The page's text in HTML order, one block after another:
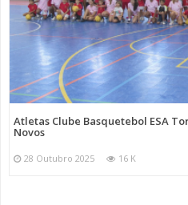
Atletas Clube Basquetebol ESA
Novos
28 Outubro 2025 16 K